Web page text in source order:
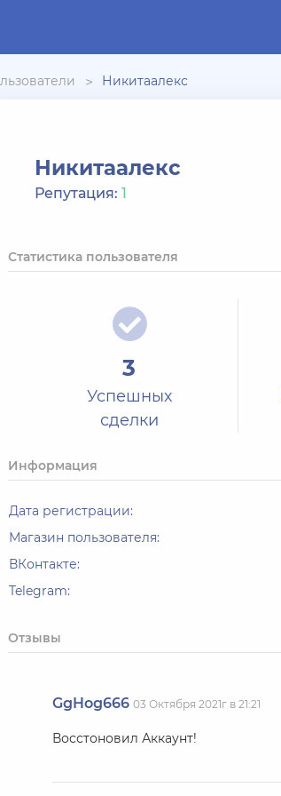
Никитаалекс
Никитаалекс
Репутация: 1
Статистика пользователя
3
Успешных
сделки
Информация
Дата регистрации:
Магазин пользователя:
ВКонтакте:
Telegram:
Отзывы
GgHog666 03 Октября 2021г в 21:21
Восстоновил Аккаунт!